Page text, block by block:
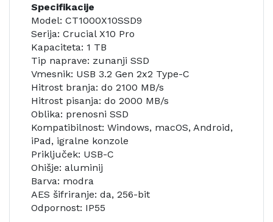
Specifikacije
Model: CT1000X10SSD9
Serija: Crucial X10 Pro
Kapaciteta: 1 TB
Tip naprave: zunanji SSD
Vmesnik: USB 3.2 Gen 2x2 Type-C
Hitrost branja: do 2100 MB/s
Hitrost pisanja: do 2000 MB/s
Oblika: prenosni SSD
Kompatibilnost: Windows, macOS, Android,
iPad, igralne konzole
Priključek: USB-C
Ohišje: aluminij
Barva: modra
AES šifriranje: da, 256-bit
Odpornost: IP55